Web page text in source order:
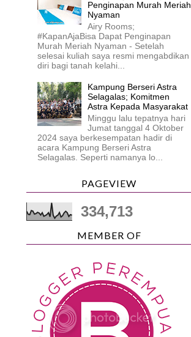
Penginapan Murah Meriah
Nyaman
Airy Rooms;
#KapanAjaBisa Dapat Penginapan
Murah Meriah Nyaman - Setelah
selesai kuliah saya resmi mengabdikan
diri bagi tanah kelahi...
Kampung Berseri Astra
Selagalas; Komitmen
Astra Kepada Masyarakat
Minggu lalu tepatnya hari
Jumat tanggal 4 Oktober
2024 saya berkesempatan hadir di
acara Kampung Berseri Astra
Selagalas. Seperti namanya lo...
PAGEVIEW
334,713
MEMBER OF